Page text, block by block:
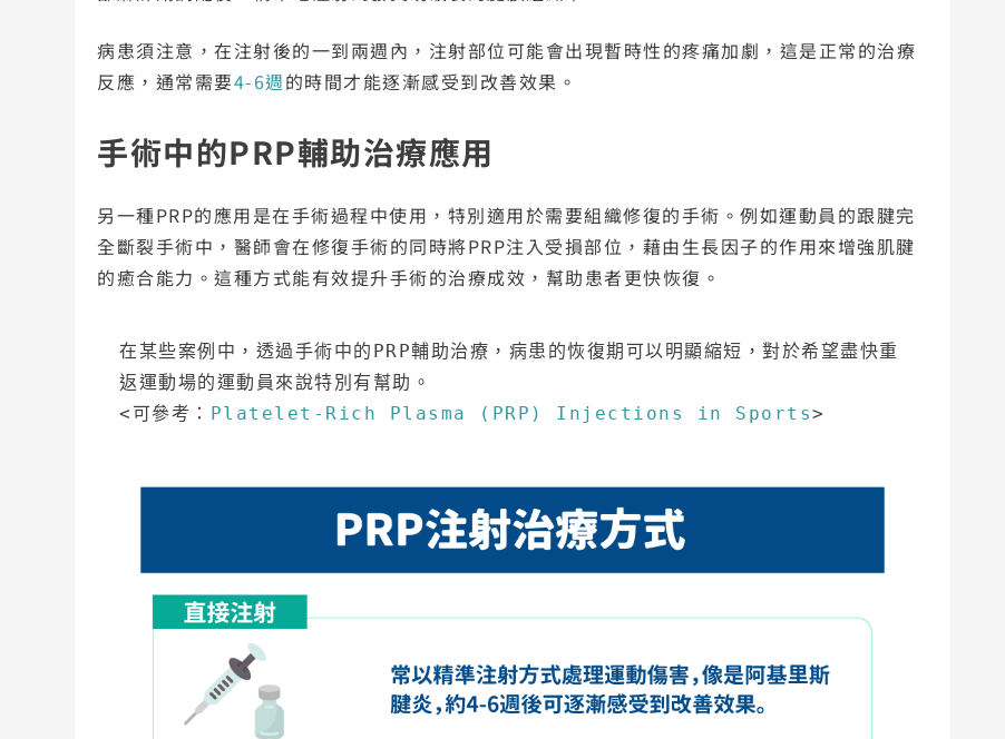
病患須注意，在注射後的一到兩週內，注射部位可能會出現暫時性的疼痛加劇，這是正常的治療
反應，通常需要4-6週的時間才能逐漸感受到改善效果。
手術中的PRP輔助治療應用
另一種PRP的應用是在手術過程中使用，特別適用於需要組織修復的手術。例如運動員的跟腱完
全斷裂手術中，醫師會在修復手術的同時將PRP注入受損部位，藉由生長因子的作用來增強肌腱
的癒合能力。這種方式能有效提升手術的治療成效，幫助患者更快恢復。
在某些案例中，透過手術中的PRP輔助治療，病患的恢復期可以明顯縮短，對於希望盡快重
返運動場的運動員來說特別有幫助。
<可參考： Platelet-Rich Plasma (PRP) Injections in Sports>